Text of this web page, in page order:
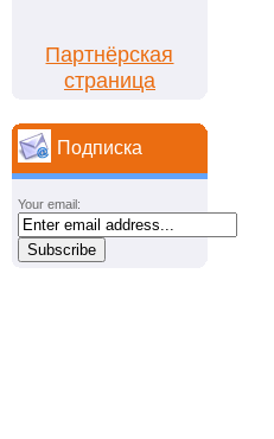
Партнёрская
страница
Подписка
Your email: